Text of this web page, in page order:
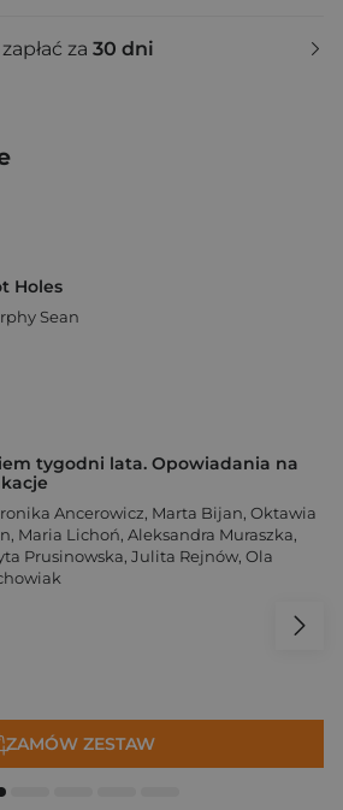
za 30 dni
Holes
Sean
tygodni lata. Opowiadania na
Ancerowicz, Marta Bijan, Oktawia
, Maria Lichoń, Aleksandra Muraszka,
Prusinowska, Julita Rejnów, Ola
ZAMÓW ZESTAW